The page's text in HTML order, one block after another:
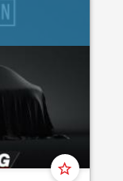
star_border